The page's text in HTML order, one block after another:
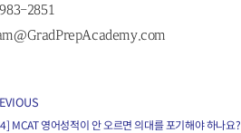
2851
MCAT 영어성적이 안 오르면 의대를 포기해야 하나요?